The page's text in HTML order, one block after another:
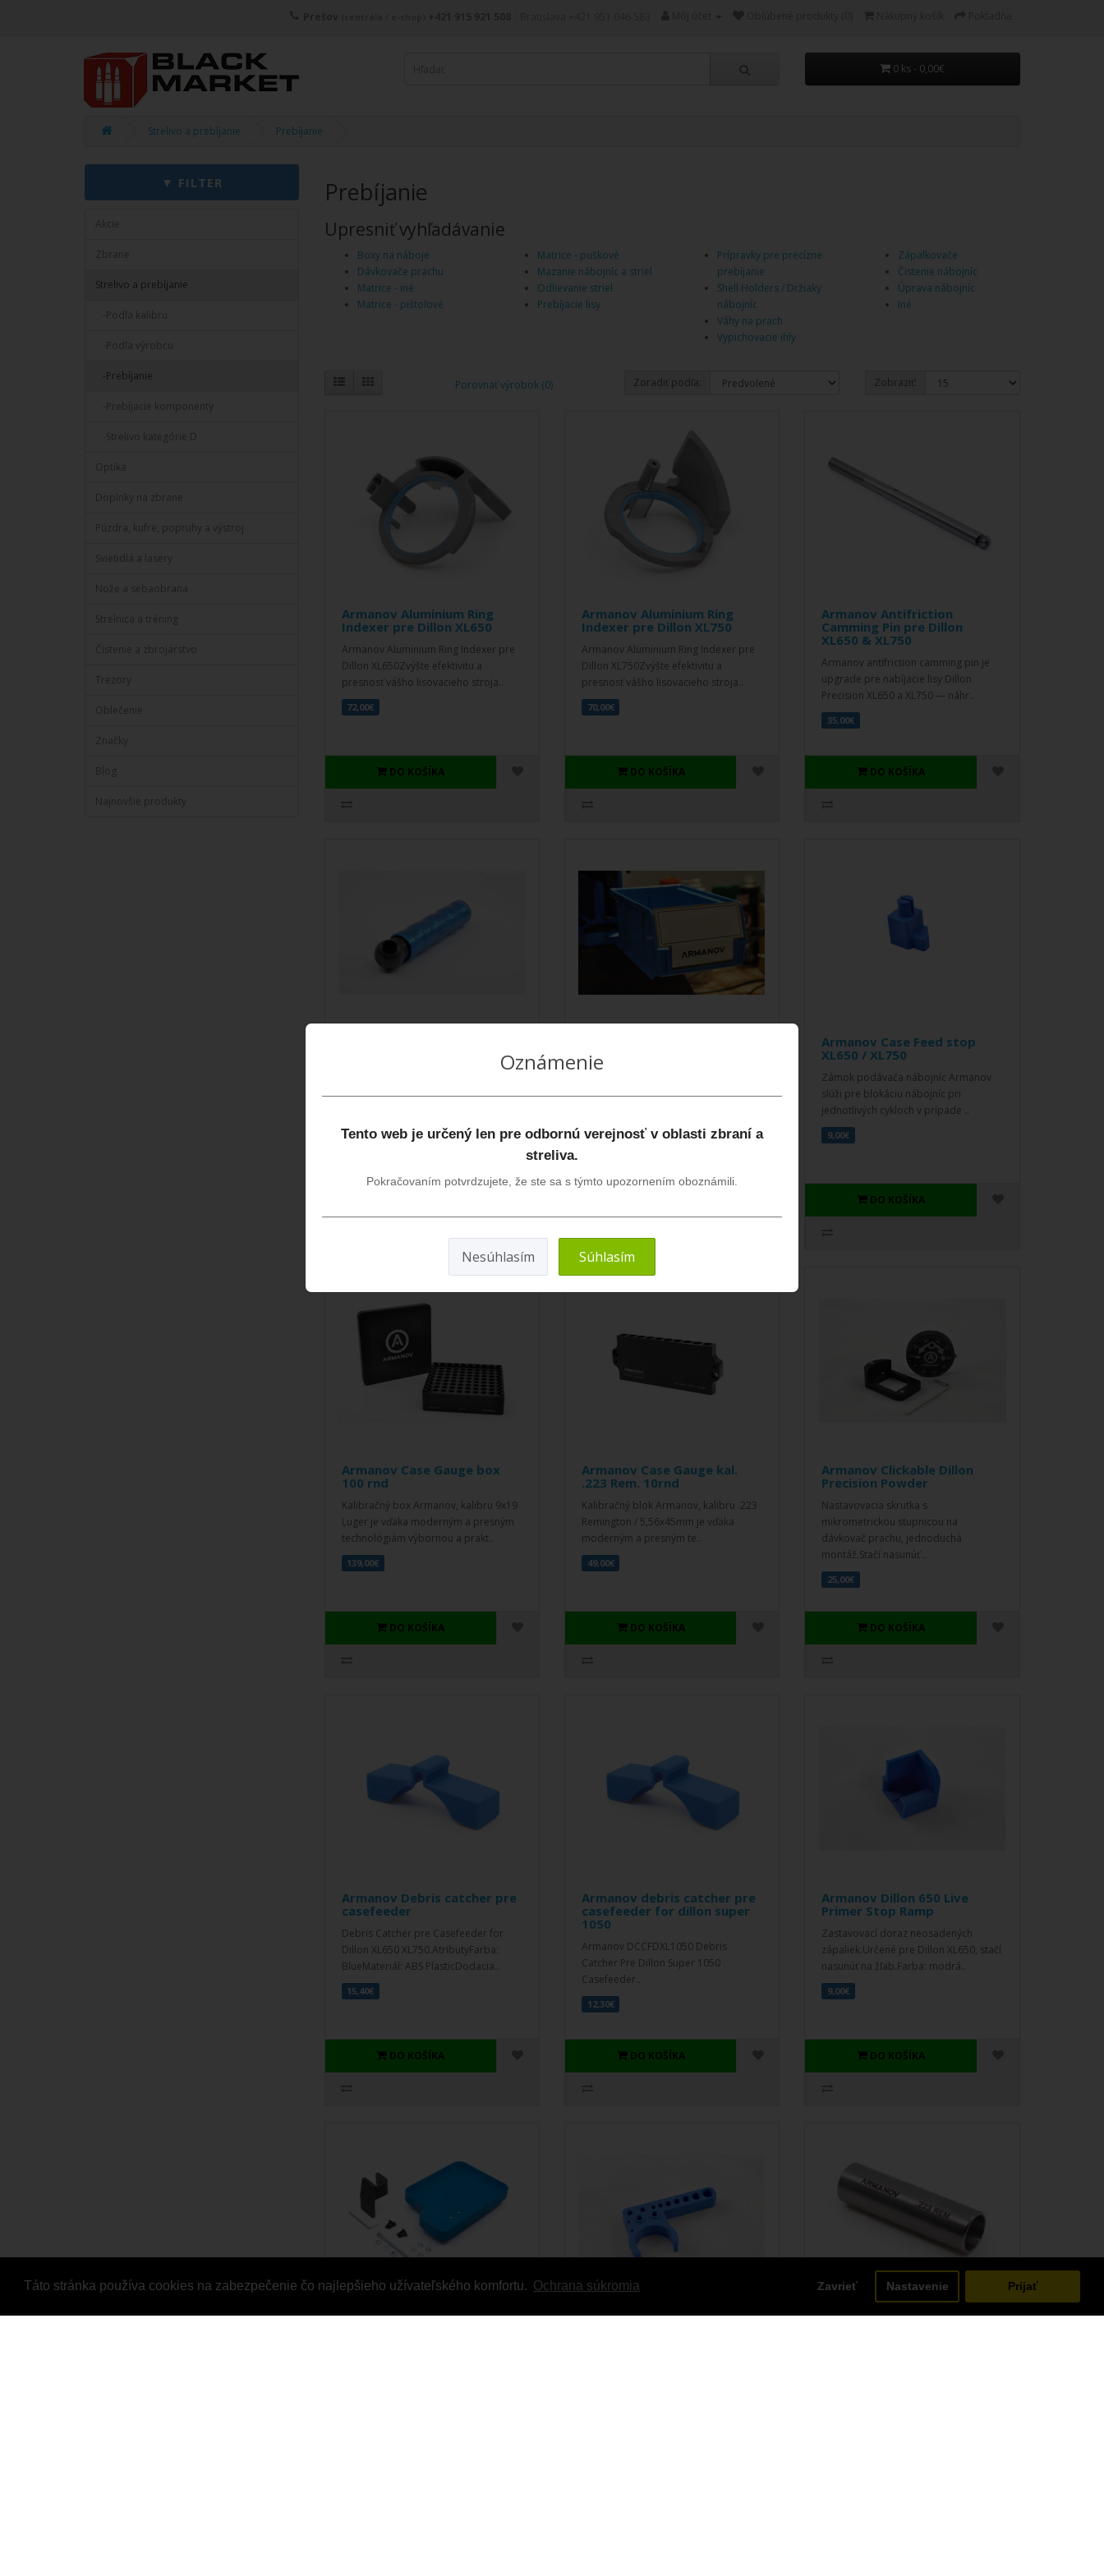
Táto stránka používa cookies na zabezpečenie čo najlepšieho užívateľského komfortu. Ochrana súkromia Zavrieť Nastavenie Prijať
Prešov +421 915 921 508
0 ks - 0,00€
Strelivo a prebíjanie Prebíjanie
Akcie
Zbrane
Strelivo a prebíjanie
-Podľa kalibru
-Podľa výrobcu
-Prebíjanie
-Prebíjacie komponenty
-Strelivo kategórie D
Optika
Doplnky na zbrane
Púzdra, kufre, popruhy a výstroj
Svietidlá a lasery
Nože a sebaobrana
Strelnica a tréning
Čistenie a zbrojárstvo
Trezory
Oblečenie
Značky
Blog
Najnovšie produkty
Prebíjanie
Upresniť vyhľadávanie
Boxy na náboje
Dávkovače prachu
Matrice - iné
Matrice - pištoľové
Matrice - puškové
Mazanie nábojníc a striel
Odlievanie striel
Prebíjacie lisy
Prípravky pre precízne
prebíjanie
Shell Holders / Držiaky
nábojníc
Váhy na prach
Vypichovacie ihly
Zápalkovače
Čistenie nábojníc
Úprava nábojníc
Iné
Porovnať výrobok (0) Zoradiť podľa: Zobraziť:
Armanov Aluminium Ring
Indexer pre Dillon XL650
Armanov Aluminium Ring Indexer pre
Dillon XL650Zvýšte efektivitu a
presnosť vášho lisovacieho stroja..
72,00€
DO KOŠÍKA
Armanov Aluminium Ring
Indexer pre Dillon XL750
Armanov Aluminium Ring Indexer pre
Dillon XL750Zvýšte efektivitu a
presnosť vášho lisovacieho stroja..
70,00€
DO KOŠÍKA
Armanov Antifriction
Camming Pin pre Dillon
XL650 & XL750
Armanov antifriction camming pin je
upgrade pre nabíjacie lisy Dillon
Precision XL650 a XL750 — náhr..
35,00€
DO KOŠÍKA
vášmu Dillonu úplne nový
kom..
for Dillon
Dillon, vďaka ktorej môžete využiť
14,00€
Armanov Case Feed stop
XL650 / XL750
Zámok podávača nábojníc Armanov
slúži pre blokáciu nábojníc pri
jednotlivých cykloch v prípade ..
9,00€
DO KOŠÍKA
Armanov Case Gauge box
100 rnd
Kalibračný box Armanov, kalibru 9x19
Luger je vďaka moderným a presným
technológiám výbornou a prakt..
139,00€
DO KOŠÍKA
Armanov Case Gauge kal.
.223 Rem. 10rnd
Kalibračný blok Armanov, kalibru .223
Remington / 5,56x45mm je vďaka
moderným a presným te..
49,00€
DO KOŠÍKA
Armanov Clickable Dillon
Precision Powder
Nastavovacia skrutka s
mikrometrickou stupnicou na
dávkovač prachu, jednoduchá
montáž.Stačí nasunúť ..
25,00€
DO KOŠÍKA
Armanov Debris catcher pre
casefeeder
Debris Catcher pre Casefeeder for
Dillon XL650 XL750.AtributyFarba:
BlueMateriál: ABS PlasticDodacia..
15,40€
DO KOŠÍKA
Armanov debris catcher pre
casefeeder for dillon super
1050
Armanov DCCFDXL1050 Debris
Catcher Pre Dillon Super 1050
Casefeeder..
12,30€
DO KOŠÍKA
Armanov Dillon 650 Live
Primer Stop Ramp
Zastavovací doraz neosadených
zápaliek.Určené pre Dillon XL650, stačí
nasunúť na žľab.Farba: modrá..
9,00€
DO KOŠÍKA
Oznámenie
Tento web je určený len pre odbornú verejnosť v oblasti zbraní a
streliva.
Pokračovaním potvrdzujete, že ste sa s týmto upozornením oboznámili.
Nesúhlasím Súhlasím